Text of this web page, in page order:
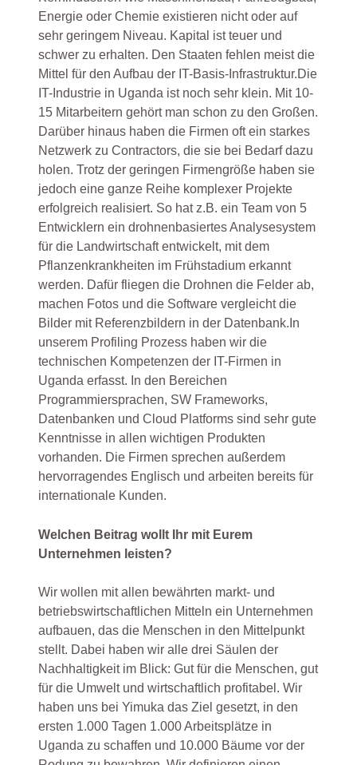
Energie oder Chemie existieren nicht oder auf
sehr geringem Niveau. Kapital ist teuer und
schwer zu erhalten. Den Staaten fehlen meist die
Mittel für den Aufbau der IT-Basis-Infrastruktur.Die
IT-Industrie in Uganda ist noch sehr klein. Mit 10-
15 Mitarbeitern gehört man schon zu den Großen.
Darüber hinaus haben die Firmen oft ein starkes
Netzwerk zu Contractors, die sie bei Bedarf dazu
holen. Trotz der geringen Firmengröße haben sie
jedoch eine ganze Reihe komplexer Projekte
erfolgreich realisiert. So hat z.B. ein Team von 5
Entwicklern ein drohnenbasiertes Analysesystem
für die Landwirtschaft entwickelt, mit dem
Pflanzenkrankheiten im Frühstadium erkannt
werden. Dafür fliegen die Drohnen die Felder ab,
machen Fotos und die Software vergleicht die
Bilder mit Referenzbildern in der Datenbank.In
unserem Profiling Prozess haben wir die
technischen Kompetenzen der IT-Firmen in
Uganda erfasst. In den Bereichen
Programmiersprachen, SW Frameworks,
Datenbanken und Cloud Platforms sind sehr gute
Kenntnisse in allen wichtigen Produkten
vorhanden. Die Firmen sprechen außerdem
hervorragendes Englisch und arbeiten bereits für
internationale Kunden.
Welchen Beitrag wollt Ihr mit Eurem
Unternehmen leisten?
Wir wollen mit allen bewährten markt- und
betriebswirtschaftlichen Mitteln ein Unternehmen
aufbauen, das die Menschen in den Mittelpunkt
stellt. Dabei haben wir alle drei Säulen der
Nachhaltigkeit im Blick: Gut für die Menschen, gut
für die Umwelt und wirtschaftlich profitabel. Wir
haben uns bei Yimuka das Ziel gesetzt, in den
ersten 1.000 Tagen 1.000 Arbeitsplätze in
Uganda zu schaffen und 10.000 Bäume vor der